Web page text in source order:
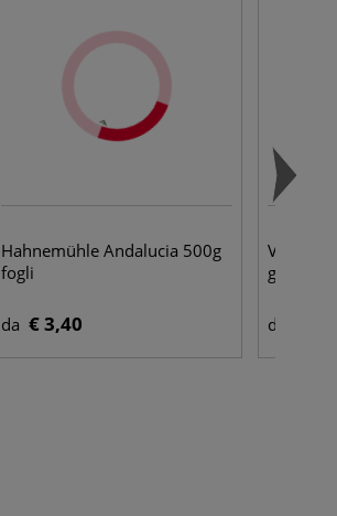
Hahnemühle Andalucia 500g
fogli
da € 3,40
Viarco -
grafite
da